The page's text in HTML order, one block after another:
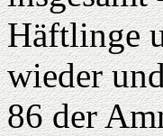
Häftlinge
wieder
86 der